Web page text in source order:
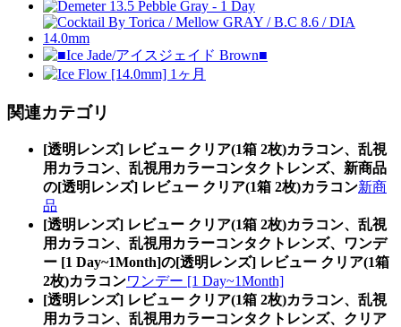
関連カテゴリ
[透明レンズ] レビュー クリア(1箱 2枚)カラコン、乱視
用カラコン、乱視用カラーコンタクトレンズ、新商品
の[透明レンズ] レビュー クリア(1箱 2枚)カラコン新商
品
[透明レンズ] レビュー クリア(1箱 2枚)カラコン、乱視
用カラコン、乱視用カラーコンタクトレンズ、ワンデ
ー [1 Day~1Month]の[透明レンズ] レビュー クリア(1箱
2枚)カラコンワンデー [1 Day~1Month]
[透明レンズ] レビュー クリア(1箱 2枚)カラコン、乱視
用カラコン、乱視用カラーコンタクトレンズ、クリア